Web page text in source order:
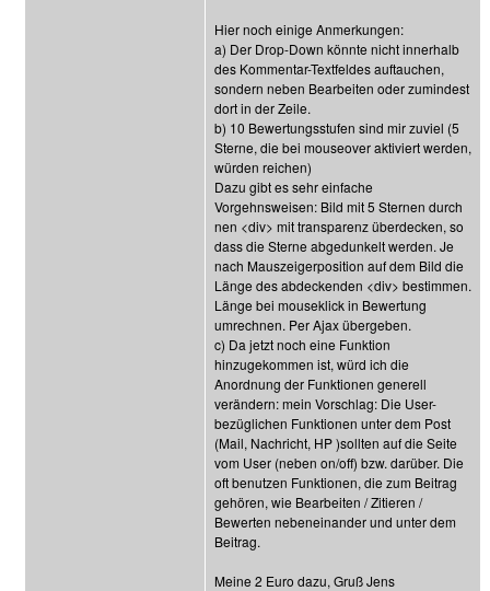
Hier noch einige Anmerkungen:
a) Der Drop-Down könnte nicht innerhalb
des Kommentar-Textfeldes auftauchen,
sondern neben Bearbeiten oder zumindest
dort in der Zeile.
b) 10 Bewertungsstufen sind mir zuviel (5
Sterne, die bei mouseover aktiviert werden,
würden reichen)
Dazu gibt es sehr einfache
Vorgehnsweisen: Bild mit 5 Sternen durch
nen <div> mit transparenz überdecken, so
dass die Sterne abgedunkelt werden. Je
nach Mauszeigerposition auf dem Bild die
Länge des abdeckenden <div> bestimmen.
Länge bei mouseklick in Bewertung
umrechnen. Per Ajax übergeben.
c) Da jetzt noch eine Funktion
hinzugekommen ist, würd ich die
Anordnung der Funktionen generell
verändern: mein Vorschlag: Die User-
bezüglichen Funktionen unter dem Post
(Mail, Nachricht, HP )sollten auf die Seite
vom User (neben on/off) bzw. darüber. Die
oft benutzen Funktionen, die zum Beitrag
gehören, wie Bearbeiten / Zitieren /
Bewerten nebeneinander und unter dem
Beitrag.
Meine 2 Euro dazu, Gruß Jens